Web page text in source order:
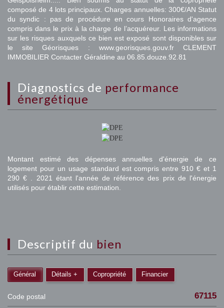
composé de 4 lots principaux. Charges annuelles: 300€/AN Statut
du syndic : pas de procédure en cours Honoraires d'agence
compris dans le prix à la charge de l’acquéreur. Les informations
sur les risques auxquels ce bien est exposé sont disponibles sur
le site Géorisques : www.georisques.gouv.fr CLEMENT
IMMOBILIER Contacter Géraldine au 06.85.douze.92.81
diagnostics de performance
énergétique
Montant estimé des dépenses annuelles d'énergie de ce
logement pour un usage standard est compris entre 910 € et 1
290 € . 2021 étant l'année de référence des prix de l'énergie
utilisés pour établir cette estimation.
descriptif du bien
Général Détails + Copropriété Financier
Code postal 67115